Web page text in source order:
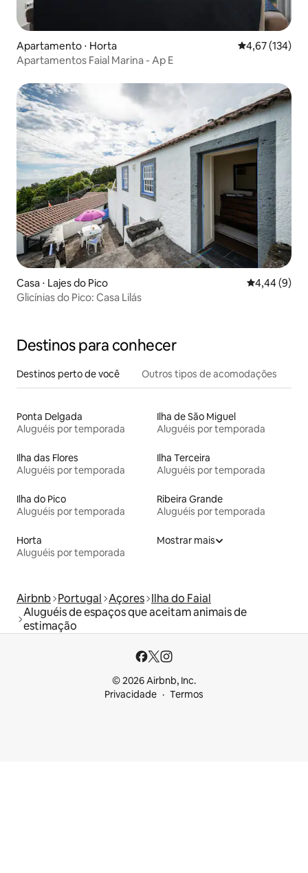
Apartamento ⋅ Horta 4,67 de uma
4,67 (134)
Apartamentos Faial Marina - Ap E
Casa ⋅ Lajes do Pico 4,44 de uma
4,44 (9)
Glicínias do Pico: Casa Lilás
Destinos para conhecer
Destinos perto de você Outros tipos de acomodações
Ponta Delgada
Aluguéis por temporada
Ilha de São Miguel
Aluguéis por temporada
Ilha das Flores
Aluguéis por temporada
Ilha Terceira
Aluguéis por temporada
Ilha do Pico
Aluguéis por temporada
Ribeira Grande
Aluguéis por temporada
Horta
Aluguéis por temporada
Mostrar mais
Airbnb Portugal Açores Ilha do Faial
Aluguéis de espaços que aceitam animais de
estimação
© 2026 Airbnb, Inc.
Privacidade
Termos